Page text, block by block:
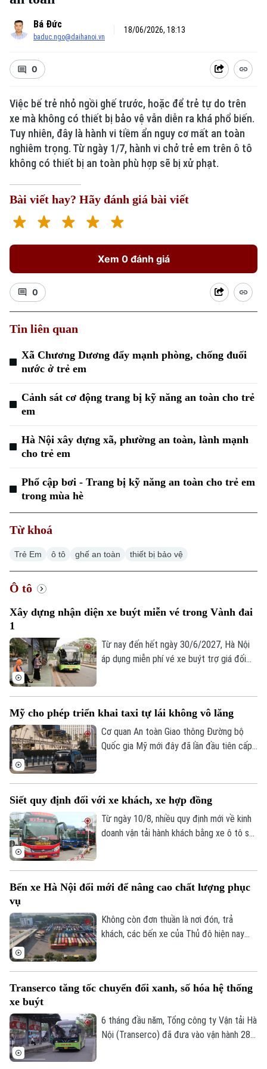
Xu hướng
Chuyên mục
Thời sự
Hà Nội
Chính trị
Hà Nội
Nhịp sống Hà Nội
Thế giới
Bá Đức
baduc.ngo@daihanoi.vn
18/06/2026, 18:13
0
Việc bế trẻ nhỏ ngồi ghế trước, hoặc để trẻ tự do trên
xe mà không có thiết bị bảo vệ vẫn diễn ra khá phổ biến.
Tuy nhiên, đây là hành vi tiềm ẩn nguy cơ mất an toàn
nghiêm trọng. Từ ngày 1/7, hành vi chở trẻ em trên ô tô
không có thiết bị an toàn phù hợp sẽ bị xử phạt.
Bài viết hay? Hãy đánh giá bài viết
Xem 0 đánh giá
0
Tin liên quan
Xã Chương Dương đẩy mạnh phòng, chống đuối
nước ở trẻ em
Cảnh sát cơ động trang bị kỹ năng an toàn cho trẻ
em
Hà Nội xây dựng xã, phường an toàn, lành mạnh
cho trẻ em
Phổ cập bơi - Trang bị kỹ năng an toàn cho trẻ em
trong mùa hè
Từ khoá
Trẻ Em ô tô ghế an toàn thiết bị bảo vệ
Ô tô
Xây dựng nhận diện xe buýt miễn vé trong Vành đai
1
Từ nay đến hết ngày 30/6/2027, Hà Nội
áp dụng miễn phí vé xe buýt trợ giá đối
tiện giao thông công cộng. Để triển khai
hiệu quả, Thành phố yêu cầu cần xây dựng
nhận diện với các tuyến xe buýt này.
Mỹ cho phép triển khai taxi tự lái không vô lăng
Cơ quan An toàn Giao thông Đường bộ
Quốc gia Mỹ mới đây đã lần đầu tiên cấp
lăng và các thiết bị điều khiển truyền
thống, đánh dấu bước đột phá lớn đối với
ngành công nghiệp xe tự hành tại Mỹ.
Siết quy định đối với xe khách, xe hợp đồng
Từ ngày 10/8, nhiều quy định mới về kinh
doanh vận tải hành khách bằng xe ô tô sẽ
Bến xe Hà Nội đổi mới để nâng cao chất lượng phục
vụ
Không còn đơn thuần là nơi đón, trả
khách, các bến xe của Thủ đô hiện nay
Nội an toàn, văn minh và thân thiện với
Transerco tăng tốc chuyển đổi xanh, số hóa hệ thống
xe buýt
6 tháng đầu năm, Tổng công ty Vận tải Hà
Nội (Transerco) đã đưa vào vận hành 281